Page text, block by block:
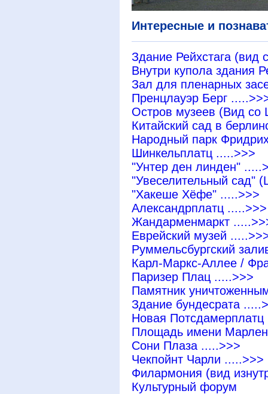
Интересные и
Здание Рейхстага
Внутри купола здания
Зал для пленарных
Пренцлауэр Берг
Остров музеев (Вид
Китайский сад в
Народный парк
Шинкельплатц .....>>>
"Унтер ден линден"
"Увеселительный сад"
"Хакеше Хёфе" .....>>>
Александрплатц .....>>>
Жандарменмаркт
Еврейский музей
Руммельсбургский
Карл-Маркс-Аллее /
Паризер Плац .....>>>
Памятник
Здание бундесрата
Новая
Площадь имени
Сони Плаза .....>>>
Чекпойнт Чарли .....>>>
Филармония (вид
Культурный форум